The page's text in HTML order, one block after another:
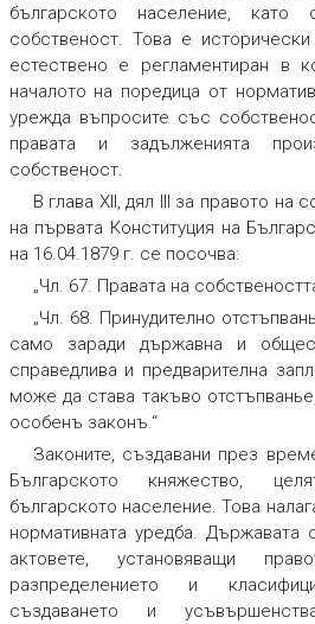
българското население, като
собственост. Това е
естествено е регламентиран в
началото на поредица от
урежда въпросите със
правата и задълженията
собственост.
В глава XII, дял III за правото на
на първата Конституция на
на 16.04.1879 г. се посочва:
„Чл. 67. Правата на
„Чл. 68. Принудително
само заради държавна и
справедлива и предварителна
може да става такъво
особенъ законъ.“
Законите, създавани през
Българското княжество,
българското население. Това
нормативната уредба. Държавата
актовете, установяващи
разпределението и
създаването и